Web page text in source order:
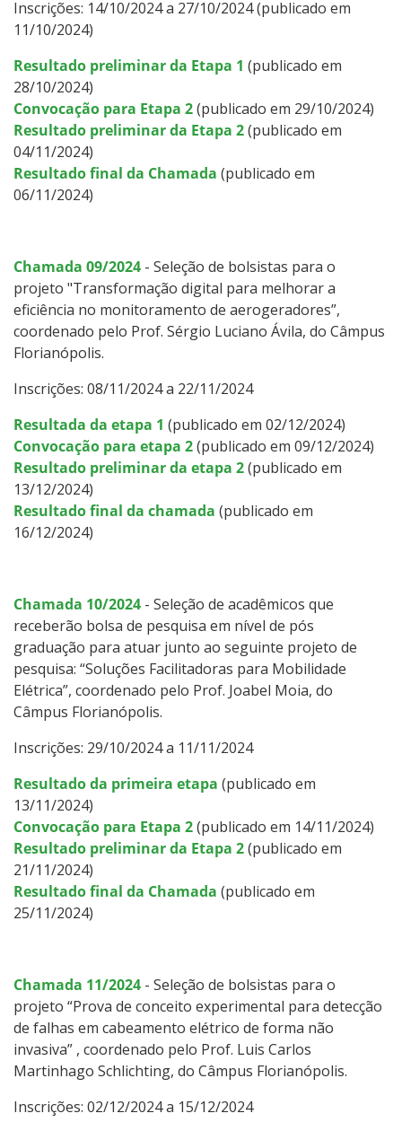
Inscrições: 14/10/2024 a 27/10/2024 (publicado em
11/10/2024)
Resultado preliminar da Etapa 1 (publicado em
28/10/2024)
Convocação para Etapa 2(publicado em 29/10/2024)
Resultado preliminar da Etapa 2(publicado em
04/11/2024)
Resultado final da Chamada (publicado em
06/11/2024)
Chamada 09/2024 - Seleção de bolsistas para o
projeto "Transformação digital para melhorar a
eficiência no monitoramento de aerogeradores”,
coordenado pelo Prof. Sérgio Luciano Ávila, do Câmpus
Florianópolis.
Inscrições: 08/11/2024 a 22/11/2024
Resultada da etapa 1 (publicado em 02/12/2024)
Convocação para etapa 2(publicado em 09/12/2024)
Resultado preliminar da etapa 2(publicado em
13/12/2024)
Resultado final da chamada (publicado em
16/12/2024)
Chamada 10/2024 - Seleção de acadêmicos que
receberão bolsa de pesquisa em nível de pós
graduação para atuar junto ao seguinte projeto de
pesquisa: “Soluções Facilitadoras para Mobilidade
Elétrica”, coordenado pelo Prof. Joabel Moia, do
Câmpus Florianópolis.
Inscrições: 29/10/2024 a 11/11/2024
Resultado da primeira etapa (publicado em
13/11/2024)
Convocação para Etapa 2(publicado em 14/11/2024)
Resultado preliminar da Etapa 2(publicado em
21/11/2024)
Resultado final da Chamada (publicado em
25/11/2024)
Chamada 11/2024 - Seleção de bolsistas para o
projeto “Prova de conceito experimental para detecção
de falhas em cabeamento elétrico de forma não
invasiva” , coordenado pelo Prof. Luis Carlos
Martinhago Schlichting, do Câmpus Florianópolis.
Inscrições: 02/12/2024 a 15/12/2024